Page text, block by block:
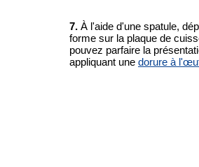
7. À l'aide d'une spatule,
forme sur la plaque de
pouvez parfaire la
appliquant une dorure à